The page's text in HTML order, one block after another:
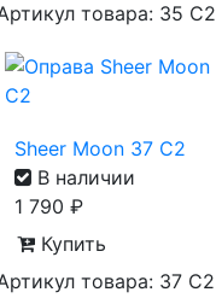
товара: 35 С2
Sheer Moon 37 C2
В наличии
1 790 ₽
Купить
товара: 37 С2